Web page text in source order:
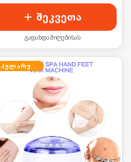
შეკვეთა
გადახდა მიღებისას
პოპულარული